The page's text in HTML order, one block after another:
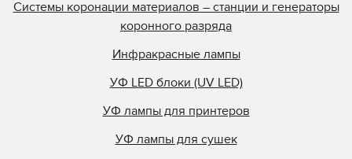
Системы коронации материалов – станции и генераторы
коронного разряда
Инфракрасные лампы
УФ LED блоки (UV LED)
УФ лампы для принтеров
УФ лампы для сушек